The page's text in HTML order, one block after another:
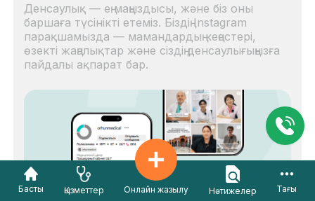
Денсаулық — ең маңыздысы, және біз оны
баршаға түсінікті етеміз. Біздің Instagram
парақшамызда — мамандардың кеңестері,
өзекті жаңалықтар және сіздің денсаулығыңызға
пайдалы ақпарат бар.
Басты Қызметтер Онлайн жазылу Нәтижелер Тағы